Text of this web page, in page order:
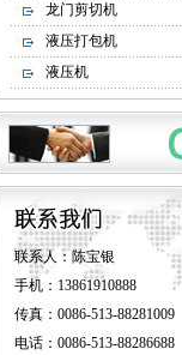
龙门剪切机
液压打包机
液压机
联系人：陈宝银
手机：13861910888
传真：0086-513-88281009
电话：0086-513-88286688